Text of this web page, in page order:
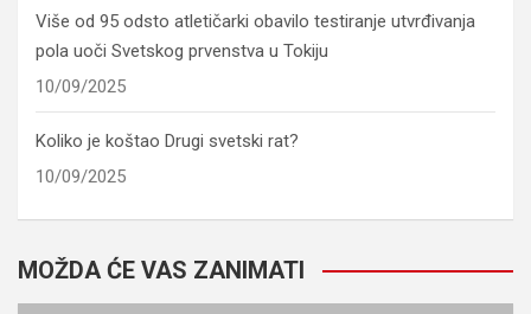
Više od 95 odsto atletičarki obavilo testiranje utvrđivanja
pola uoči Svetskog prvenstva u Tokiju
10/09/2025
Koliko je koštao Drugi svetski rat?
10/09/2025
MOŽDA ĆE VAS ZANIMATI